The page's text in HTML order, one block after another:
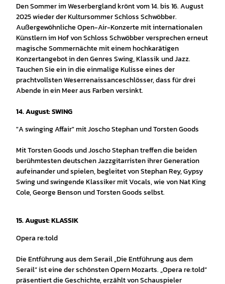
Den Sommer im Weserbergland krönt vom 14. bis 16. August
2025 wieder der Kultursommer Schloss Schwöbber.
Außergewöhnliche Open-Air-Konzerte mit internationalen
Künstlern im Hof von Schloss Schwöbber versprechen erneut
magische Sommernächte mit einem hochkarätigen
Konzertangebot in den Genres Swing, Klassik und Jazz.
Tauchen Sie ein in die einmalige Kulisse eines der
prachtvollsten Weserrenaissanceschlösser, dass für drei
Abende in ein Meer aus Farben versinkt.
14. August: SWING
"A swinging Affair" mit Joscho Stephan und Torsten Goods
Mit Torsten Goods und Joscho Stephan treffen die beiden
berühmtesten deutschen Jazzgitarristen ihrer Generation
aufeinander und spielen, begleitet von Stephan Rey, Gypsy
Swing und swingende Klassiker mit Vocals, wie von Nat King
Cole, George Benson und Torsten Goods selbst.
15. August: KLASSIK
Opera re:told
Die Entführung aus dem Serail „Die Entführung aus dem
Serail“ ist eine der schönsten Opern Mozarts. „Opera re:told“
präsentiert die Geschichte, erzählt von Schauspieler